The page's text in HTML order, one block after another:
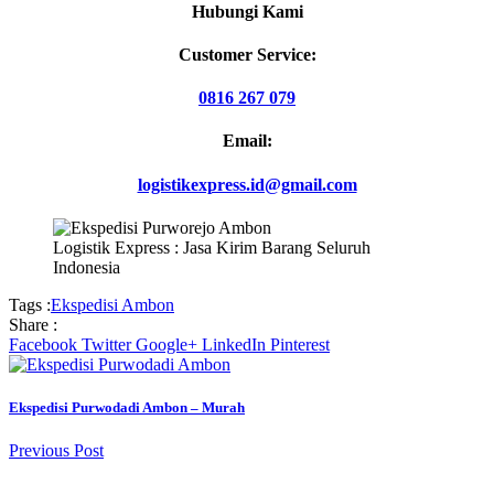
Hubungi Kami
Customer Service:
0816 267 079
Email:
logistikexpress.id@gmail.com
Logistik Express : Jasa Kirim Barang Seluruh
Indonesia
Tags :Ekspedisi Ambon
Share :
Facebook Twitter Google+ LinkedIn Pinterest
Ekspedisi Purwodadi Ambon – Murah
Previous Post